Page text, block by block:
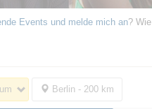
Events und melde mich an? Wie
Berlin - 200 km